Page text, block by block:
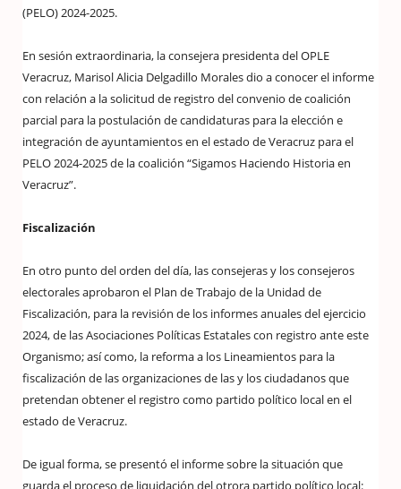
(PELO) 2024-2025.
En sesión extraordinaria, la consejera presidenta del OPLE
Veracruz, Marisol Alicia Delgadillo Morales dio a conocer el informe
con relación a la solicitud de registro del convenio de coalición
parcial para la postulación de candidaturas para la elección e
integración de ayuntamientos en el estado de Veracruz para el
PELO 2024-2025 de la coalición “Sigamos Haciendo Historia en
Veracruz”.
Fiscalización
En otro punto del orden del día, las consejeras y los consejeros
electorales aprobaron el Plan de Trabajo de la Unidad de
Fiscalización, para la revisión de los informes anuales del ejercicio
2024, de las Asociaciones Políticas Estatales con registro ante este
Organismo; así como, la reforma a los Lineamientos para la
fiscalización de las organizaciones de las y los ciudadanos que
pretendan obtener el registro como partido político local en el
estado de Veracruz.
De igual forma, se presentó el informe sobre la situación que
guarda el proceso de liquidación del otrora partido político local: